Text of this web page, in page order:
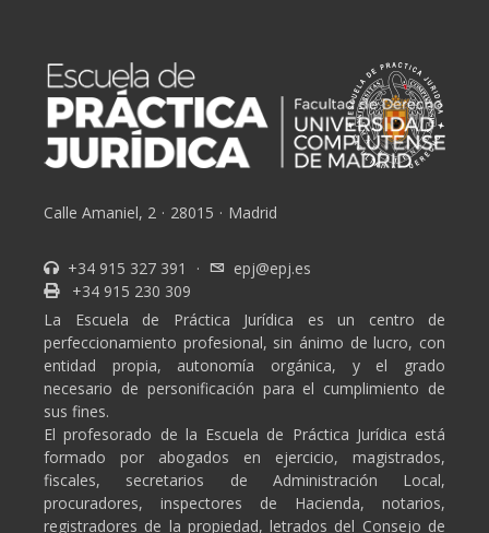
Calle Amaniel, 2 · 28015 · Madrid
+34 915 327 391 ·
epj@epj.es
+34 915 230 309
La Escuela de Práctica Jurídica es un centro de
perfeccionamiento profesional, sin ánimo de lucro, con
entidad propia, autonomía orgánica, y el grado
necesario de personificación para el cumplimiento de
sus fines.
El profesorado de la Escuela de Práctica Jurídica está
formado por abogados en ejercicio, magistrados,
fiscales, secretarios de Administración Local,
procuradores, inspectores de Hacienda, notarios,
registradores de la propiedad, letrados del Consejo de